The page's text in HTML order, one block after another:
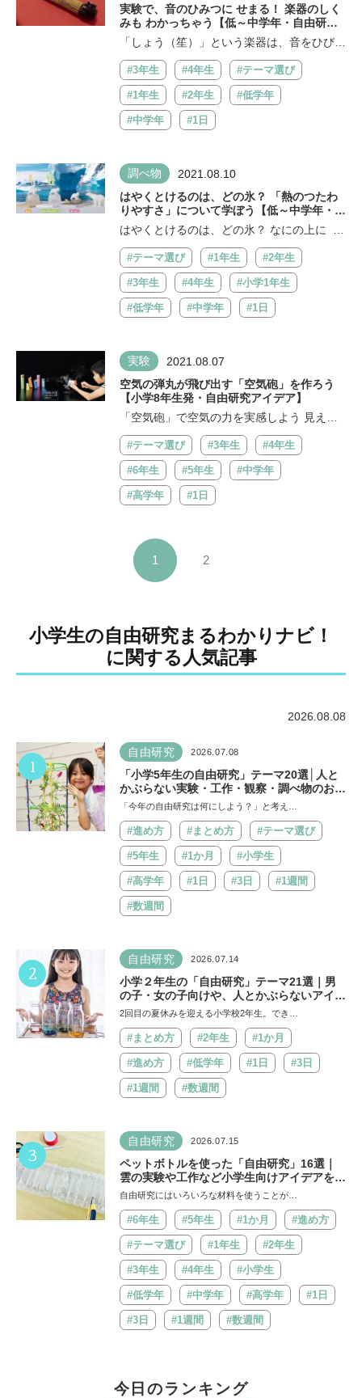
実験で、音のひみつに せまる！ 楽器のしく
みも わかっちゃう【低～中学年・自由研究
アイデア】
「しょう（笙）」という楽器は、音をひびか
せる管（くだ）が たくさんついて...
#3年生
#4年生 #テーマ選び
#1年生 #2年生 #低学年
#中学年 #1日
調べ物 2021.08.10
はやくとけるのは、どの氷？ 「熱のつたわ
りやすさ」について学ぼう【低～中学年・自
由研究アイデア】
はやくとけるのは、どの氷？ なにの上に 氷
をのせるかで、氷のとけるスピ...
#テーマ選び
#1年生 #2年生
#3年生 #4年生 #小学1年生
#低学年 #中学年 #1日
実験 2021.08.07
空気の弾丸が飛び出す「空気砲」を作ろう
【小学8年生発・自由研究アイデア】
「空気砲」で空気の力を実感しよう 見えな
い「空気の弾丸」で的がたおれる！ ...
#テーマ選び
#3年生 #4年生
#6年生 #5年生 #中学年
#高学年 #1日
1 2
小学生の自由研究まるわかりナビ！
に関する人気記事
2026.08.08
1 自由研究 2026.07.08
「小学5年生の自由研究」テーマ20選│人と
かぶらない実験・工作・観察・調べ物のおす
すめ
「今年の自由研究は何にしよう？」と考え…
#進め方 #まとめ方 #テーマ選び
#5年生 #1か月 #小学生
#高学年 #1日 #3日 #1週間
#数週間
2 自由研究 2026.07.14
小学２年生の「自由研究」テーマ21選｜男
の子・女の子向けや、人とかぶらないアイデ
アも紹介
2回目の夏休みを迎える小学校2年生。でき…
#まとめ方 #2年生 #1か月
#進め方 #低学年 #1日 #3日
#1週間 #数週間
3 自由研究 2026.07.15
ペットボトルを使った「自由研究」16選｜
雲の実験や工作など小学生向けアイデアを紹
介
自由研究にはいろいろな材料を使うことが…
#6年生 #5年生 #1か月 #進め方
#テーマ選び #1年生 #2年生
#3年生 #4年生 #小学生
#低学年 #中学年 #高学年 #1日
#3日 #1週間 #数週間
今日のランキング